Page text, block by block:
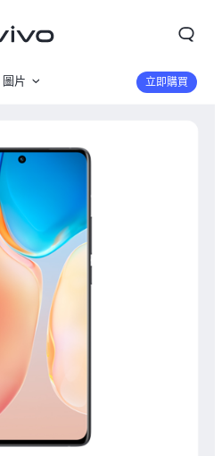
圖片
規格參數
立即購買